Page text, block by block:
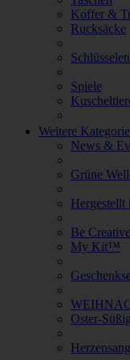
Koffer &
Rucksäcke
Spiele
Weitere
News &
Grüne
Hergestellt
Be Creative
My Kit™
Oster-